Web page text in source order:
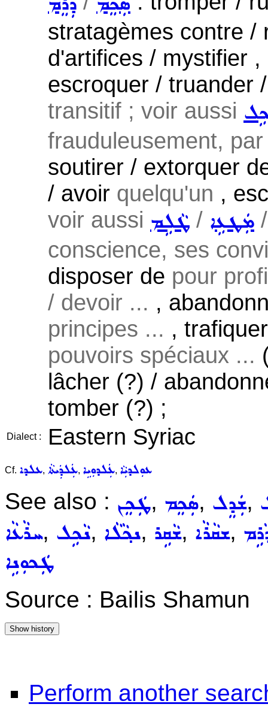
stratagèmes contre /
d'artifices / mystifier
escroquer / truander
transitif ; voir aussi
frauduleusement,
soutirer / extorquer
/ avoir quelqu'un ,
voir aussi ܛܵܠܹܡ / ܡܲܛܥܹܐ
conscience, ses
disposer de pour
/ devoir ... ,
principes ... ,
pouvoirs spéciaux ...
lâcher (?) /
tomber (?) ;
Dialect : Eastern Syriac
Cf. ܥܠܕܐ, ܥܲܠܕܲܝܬܵܐ, ܥܲܠܕܘܼܝܹܐ, ܥܘܼܠܕܝܼܵܐ
See also : ܛܲܟܸܢ, ܣܲܟܸܡ, ܫܲܕܸܠ,
ܚܪܵܥܵܐ, ܢܵܟܹܠ, ܢܟ݂ܵܠܵܐ, ܫܵܩܹܪ, ܫܩܵܪܵܐ,
ܛܲܟܘܼܢܹܐ
Source : Bailis Shamun
Perform another